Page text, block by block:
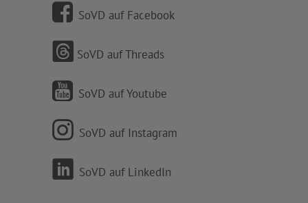
SoVD auf Facebook
SoVD auf Threads
SoVD auf Youtube
SoVD auf Instagram
SoVD auf LinkedIn